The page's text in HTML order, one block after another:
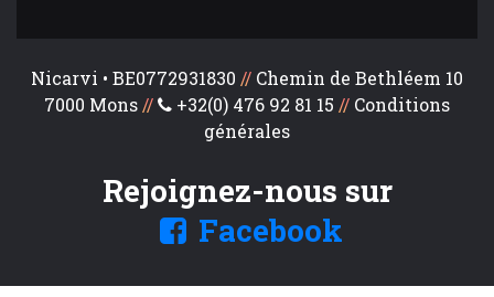
Nicarvi • BE0772931830 // Chemin de Bethléem 10
7000 Mons// +32(0) 476 92 81 15 // Conditions
générales
Rejoignez-nous sur
Facebook